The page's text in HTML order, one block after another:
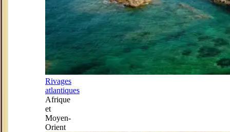
Rivages
atlantiques
Afrique
et
Moyen-
Orient